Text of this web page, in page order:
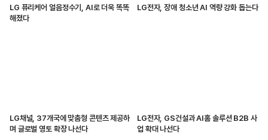
LG 퓨리케어 얼음정수기, AI로 더욱 똑똑
해졌다
LG전자, 장애 청소년 AI 역량 강화 돕는다
LG채널, 37개국에 맞춤형 콘텐츠 제공하
며 글로벌 영토 확장 나선다
LG전자, GS건설과 AI홈 솔루션 B2B 사
업 확대 나선다